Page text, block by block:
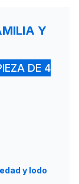
Y
DE 4
y lodo